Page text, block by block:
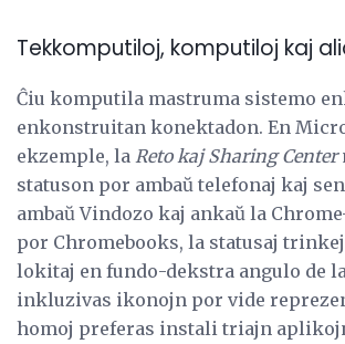
Tekkomputiloj, komputiloj kaj
Ĉiu komputila mastruma sistemo
enkonstruitan konektadon. En
ekzemple, la Reto kaj Sharing Center
statuson por ambaŭ telefonaj kaj
ambaŭ Vindozo kaj ankaŭ la
por Chromebooks, la statusaj
lokitaj en fundo-dekstra angulo de
inkluzivas ikonojn por vide
homoj preferas instali triajn